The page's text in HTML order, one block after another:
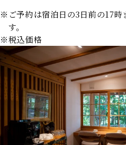
※ご予約は宿泊日の3日前の17時
す。
※税込価格